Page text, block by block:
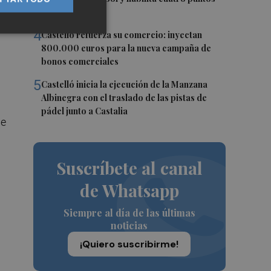
informativos
4Castelló refuerza su comercio: inyectan
800.000 euros para la nueva campaña de
bonos comerciales
5Castelló inicia la ejecución de la Manzana
Albinegra con el traslado de las pistas de
pádel junto a Castalia
Suscríbete al canal
de Whatsapp
Siempre al día de las últimas
noticias
¡Quiero suscribirme!